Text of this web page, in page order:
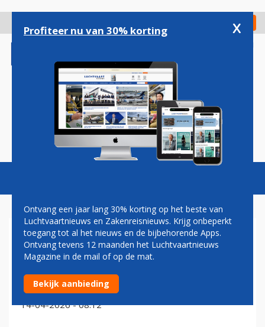
gaan
Check in
Magazine Podcasts Vacatures
100 EURO
Brandstoftoeslag Air France-KLM inmiddels
verdubbeld tot 100 euro per ticket
14-04-2026 - 08:12
Profiteer nu van 30% korting x
Ontvang een jaar lang 30% korting op het beste van
Luchtvaartnieuws en Zakenreisnieuws. Krijg onbeperkt
toegang tot al het nieuws en de bijbehorende Apps.
Ontvang tevens 12 maanden het Luchtvaartnieuws
Magazine in de mail of op de mat.
Bekijk aanbieding